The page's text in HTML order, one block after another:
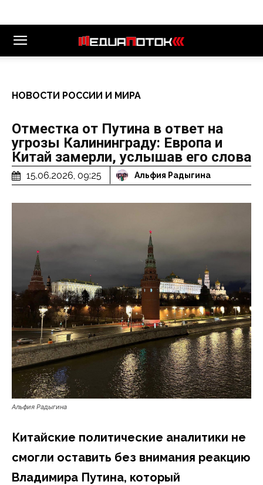
НОВОСТИ РОССИИ И МИРА
Отместка от Путина в ответ на
угрозы Калининграду: Европа и
Китай замерли, услышав его слова
15.06.2026, 09:25 Альфия Радыгина
Альфия Радыгина
Китайские политические аналитики не
смогли оставить без внимания реакцию
Владимира Путина, который